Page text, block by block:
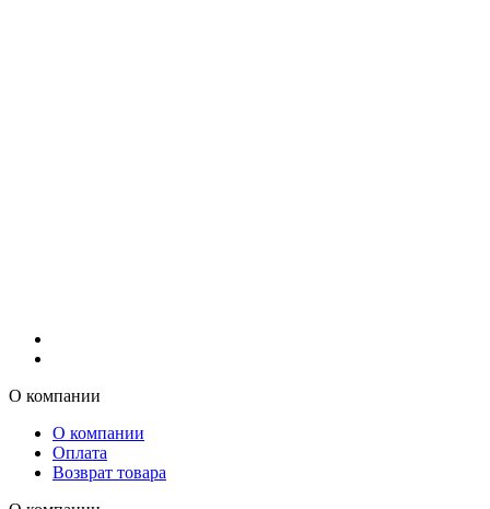
О компании
О компании
Оплата
Возврат товара